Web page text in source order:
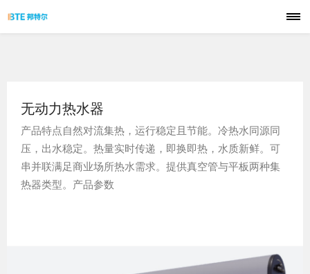
技术
产品
解决方案
无动力热水器
产品特点自然对流集热，运行稳定且节能。冷热水同源同
压，出水稳定。热量实时传递，即换即热，水质新鲜。可
串并联满足商业场所热水需求。提供真空管与平板两种集
热器类型。产品参数